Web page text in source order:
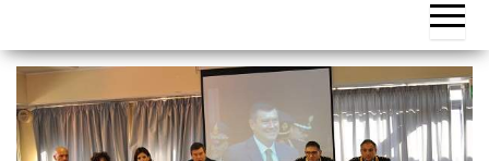
a
v
i
g